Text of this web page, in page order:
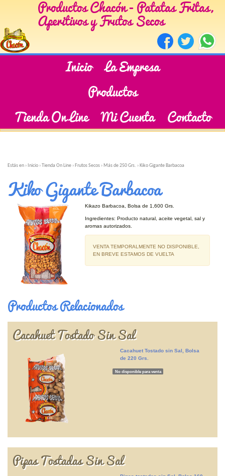
Productos Chacón - Patatas Fritas,
Aperitivos y Frutos Secos
Inicio La Empresa
Productos
Tienda On Line Mi Cuenta Contacto
Estás en › Inicio ›Tienda On Line › Frutos Secos › Más de 250 Grs. › Kiko Gigante Barbacoa
Kiko Gigante Barbacoa
Kikazo Barbacoa, Bolsa de 1,600 Grs.
Ingredientes: Producto natural, aceite vegetal, sal y
aromas autorizados.
VENTA TEMPORALMENTE NO DISPONIBLE,
EN BREVE ESTAMOS DE VUELTA
Productos Relacionados
Cacahuet Tostado Sin Sal
Cacahuet Tostado sin Sal, Bolsa
de 220 Grs.
No disponible para venta
Pipas Tostadas Sin Sal